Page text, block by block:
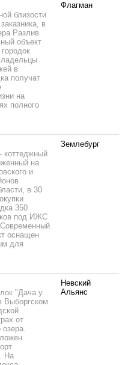
близости
в
Разлив
объект
в
получат
на
полного
Флагман
коттеджный
на
и
в 30
350
под ИЖС
оснащен
для
Землебург
"Дача у
Выборгском
от
озера.
На
Невский
Альянс